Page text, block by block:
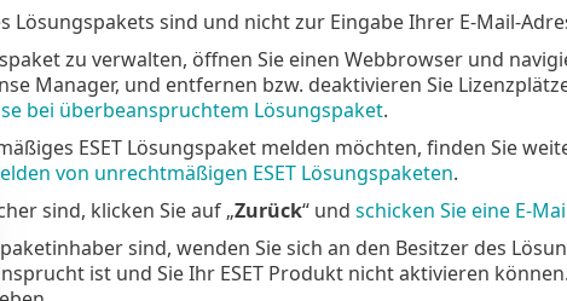
Lösungspakets sind und nicht zur Eingabe Ihrer E-Mail-
zu verwalten, öffnen Sie einen Webbrowser und
Manager, und entfernen bzw. deaktivieren Sie
bei überbeanspruchtem Lösungspaket.
ESET Lösungspaket melden möchten, finden Sie
von unrechtmäßigen ESET Lösungspaketen.
sind, klicken Sie auf „Zurück“ und schicken Sie eine E-
sind, wenden Sie sich an den Besitzer des
ist und Sie Ihr ESET Produkt nicht aktivieren